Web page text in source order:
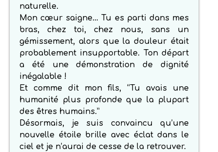
naturelle.
Mon cœur saigne… Tu es parti dans mes
bras, chez toi, chez nous, sans un
gémissement, alors que la douleur était
probablement insupportable. Ton départ
a été une démonstration de dignité
inégalable !
Et comme dit mon fils, “Tu avais une
humanité plus profonde que la plupart
des êtres humains.”
Désormais, je suis convaincu qu’une
nouvelle étoile brille avec éclat dans le
ciel et je n’aurai de cesse de la retrouver.